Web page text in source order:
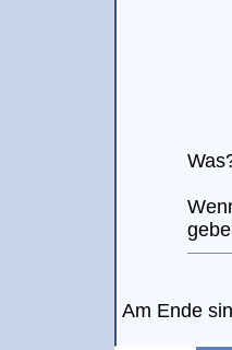
Am Ende